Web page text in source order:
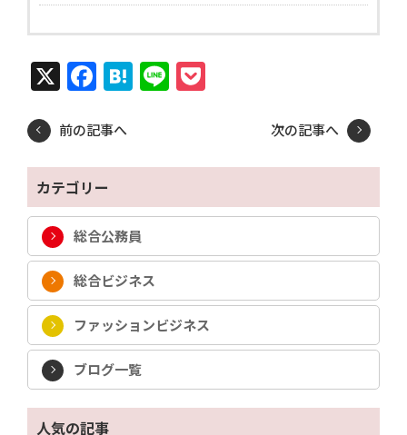
X Facebook
Hatena
Line
前の記事へ 次の記事へ
カテゴリー
総合公務員
総合ビジネス
ファッションビジネス
ブログ一覧
人気の記事